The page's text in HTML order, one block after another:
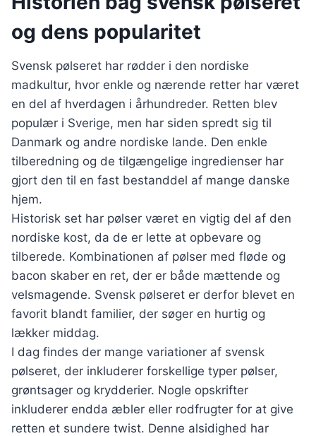
og dens popularitet
Svensk pølseret har rødder i den nordiske
madkultur, hvor enkle og nærende retter har været
en del af hverdagen i århundreder. Retten blev
populær i Sverige, men har siden spredt sig til
Danmark og andre nordiske lande. Den enkle
tilberedning og de tilgængelige ingredienser har
gjort den til en fast bestanddel af mange danske
hjem.
Historisk set har pølser været en vigtig del af den
nordiske kost, da de er lette at opbevare og
tilberede. Kombinationen af pølser med fløde og
bacon skaber en ret, der er både mættende og
velsmagende. Svensk pølseret er derfor blevet en
favorit blandt familier, der søger en hurtig og
lækker middag.
I dag findes der mange variationer af svensk
pølseret, der inkluderer forskellige typer pølser,
grøntsager og krydderier. Nogle opskrifter
inkluderer endda æbler eller rodfrugter for at give
retten et sundere twist. Denne alsidighed har